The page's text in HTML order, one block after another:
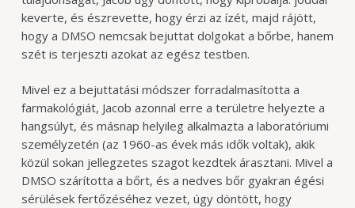
keverte, és észrevette, hogy érzi az ízét, majd rájött,
hogy a DMSO nemcsak bejuttat dolgokat a bőrbe, hanem
szét is terjeszti azokat az egész testben.
Mivel ez a bejuttatási módszer forradalmasította a
farmakológiát, Jacob azonnal erre a területre helyezte a
hangsúlyt, és másnap helyileg alkalmazta a laboratóriumi
személyzetén (az 1960-as évek más idők voltak), akik
közül sokan jellegzetes szagot kezdtek árasztani. Mivel a
DMSO szárította a bőrt, és a nedves bőr gyakran égési
sérülések fertőzéséhez vezet, úgy döntött, hogy